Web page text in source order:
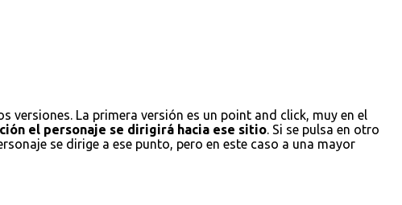
versiones. La primera versión es un point and click, muy en el
el personaje se dirigirá hacia ese sitio. Si se pulsa en otro
se dirige a ese punto, pero en este caso a una mayor